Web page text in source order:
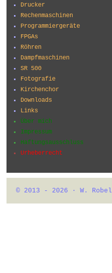
Drucker
Rechenmaschinen
Programmiergeräte
FPGAs
Röhren
Dampfmaschinen
SR 500
Fotografie
Kirchenchor
Downloads
Links
Über mich
Impressum
Haftungsausschluss
Urheberrecht
© 2013 - 2026 · W. Robel